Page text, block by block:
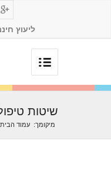
ליעוץ חינם
שיטות
מיקומך: עמוד הבית